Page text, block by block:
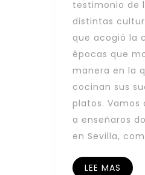
testimonio de
distintas
que acogió la
épocas que
manera en la
cocinan sus
platos. Vamos
a enseñaros
en Sevilla,
LEE MAS